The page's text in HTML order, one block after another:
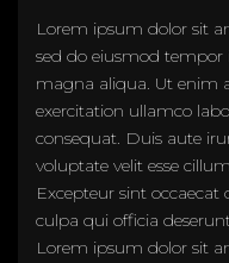
Lorem ipsum dolor sit
sed do eiusmod
magna aliqua. Ut enim
exercitation ullamco
consequat. Duis aute
voluptate velit esse
Excepteur sint
culpa qui officia
Lorem ipsum dolor sit